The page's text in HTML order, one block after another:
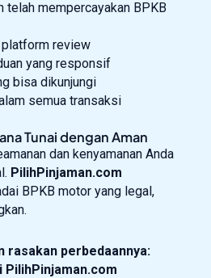
telah mempercayakan BPKB
review
yang responsif
bisa dikunjungi
semua transaksi
Tunai dengan Aman
dan kenyamanan Anda
PilihPinjaman.com
BPKB motor yang legal,
rasakan perbedaannya:
PilihPinjaman.com